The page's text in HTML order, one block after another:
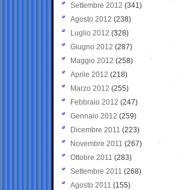
Settembre 2012 (341)
Agosto 2012 (238)
Luglio 2012 (328)
Giugno 2012 (287)
Maggio 2012 (258)
Aprile 2012 (218)
Marzo 2012 (255)
Febbraio 2012 (247)
Gennaio 2012 (259)
Dicembre 2011 (223)
Novembre 2011 (267)
Ottobre 2011 (283)
Settembre 2011 (268)
Agosto 2011 (155)